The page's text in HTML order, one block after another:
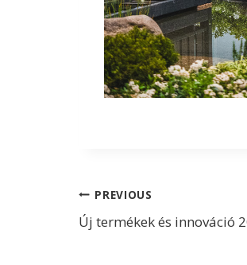
Bejegyzés
navigáció
PREVIOUS
Új termékek és innováció